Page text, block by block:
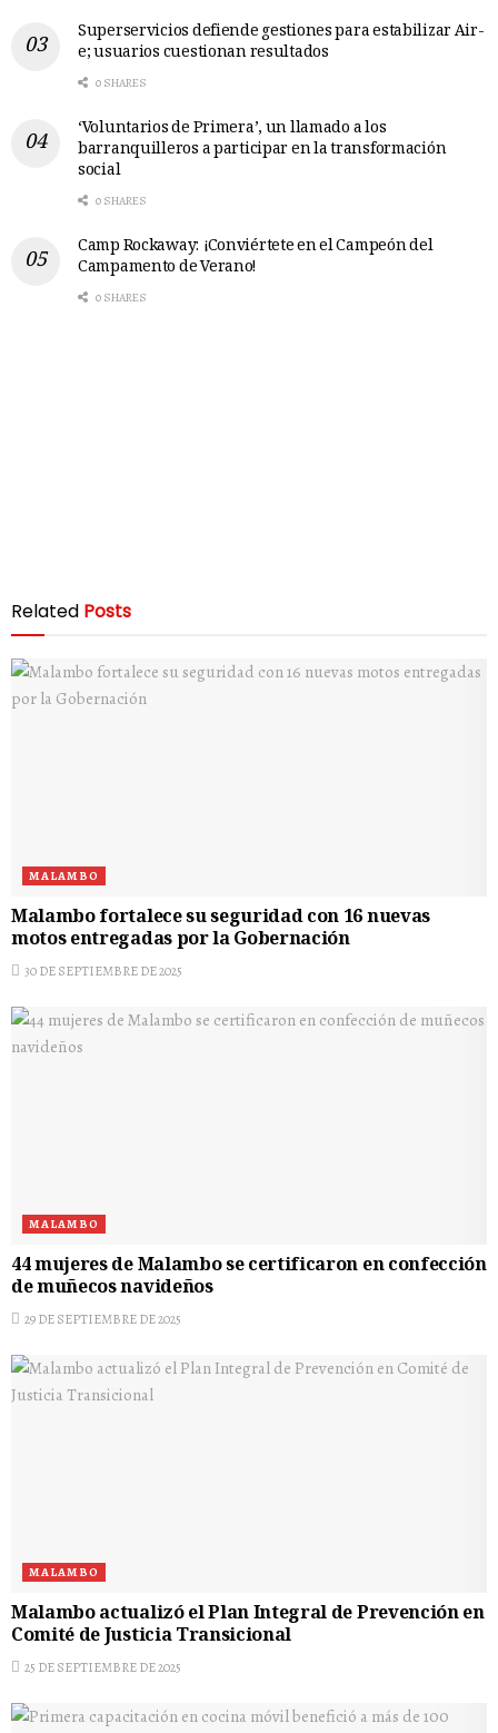
Superservicios defiende gestiones para estabilizar Air-
e; usuarios cuestionan resultados
0 SHARES
‘Voluntarios de Primera’, un llamado a los
barranquilleros a participar en la transformación
social
0 SHARES
Camp Rockaway: ¡Conviértete en el Campeón del
Campamento de Verano!
0 SHARES
Related Posts
MALAMBO
Malambo fortalece su seguridad con 16 nuevas
motos entregadas por la Gobernación
30 DE SEPTIEMBRE DE 2025
MALAMBO
44 mujeres de Malambo se certificaron en confección
de muñecos navideños
29 DE SEPTIEMBRE DE 2025
MALAMBO
Malambo actualizó el Plan Integral de Prevención en
Comité de Justicia Transicional
25 DE SEPTIEMBRE DE 2025